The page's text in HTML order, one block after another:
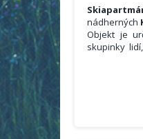
nádherných
Objekt je
skupinky
mohou